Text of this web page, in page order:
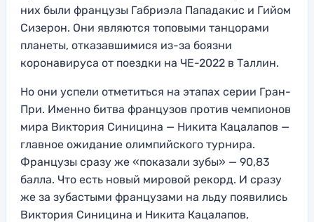
них были французы Габриэла Пападакис и Гийом
Сизерон. Они являются топовыми танцорами
планеты, отказавшимися из-за боязни
коронавируса от поездки на ЧЕ-2022 в Таллин.
Но они успели отметиться на этапах серии Гран-
При. Именно битва французов против чемпионов
мира Виктория Синицина — Никита Кацалапов —
главное ожидание олимпийского турнира.
Французы сразу же «показали зубы» — 90,83
балла. Что есть новый мировой рекорд. И сразу
же за зубастыми французами на льду появились
Виктория Синицина и Никита Кацалапов,